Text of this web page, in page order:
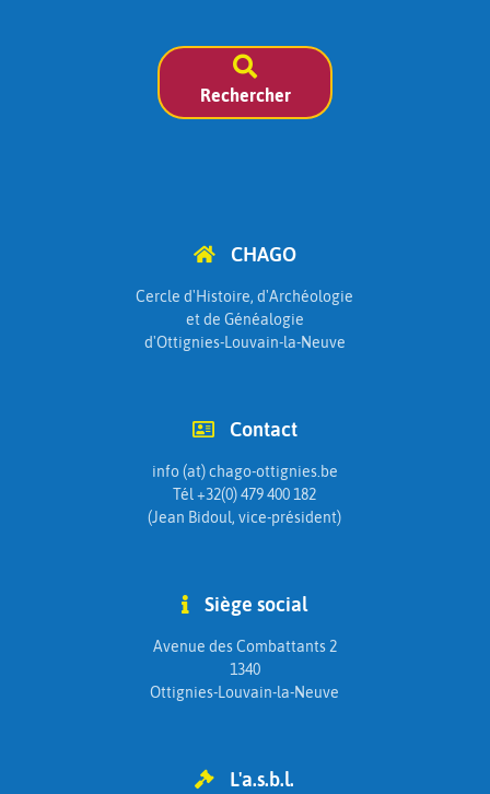
Rechercher
CHAGO
Cercle d'Histoire, d'Archéologie
et de Généalogie
d'Ottignies-Louvain-la-Neuve
Contact
info (at) chago-ottignies.be
Tél +32(0) 479 400 182
(Jean Bidoul, vice-président)
Siège social
Avenue des Combattants 2
1340
Ottignies-Louvain-la-Neuve
L'a.s.b.l.